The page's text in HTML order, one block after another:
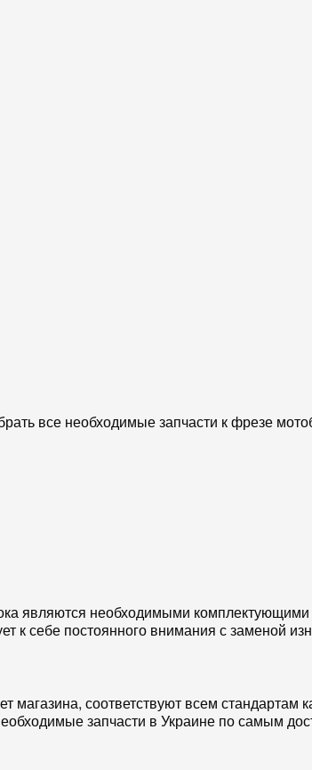
все необходимые запчасти к фрезе
являются необходимыми комплектующими
к себе постоянного внимания с заменой
соответствуют всем стандартам
запчасти в Украине по самым